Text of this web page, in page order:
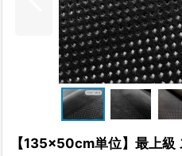
【135×50cm単位】最上級